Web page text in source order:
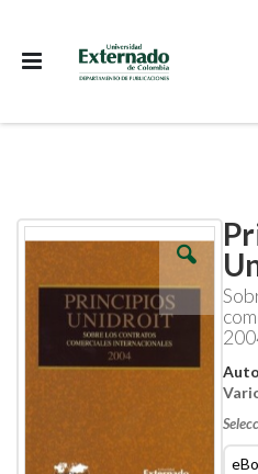
COEDICIONES
Skip
to
end
gallery
Skip
to
beginning
gallery